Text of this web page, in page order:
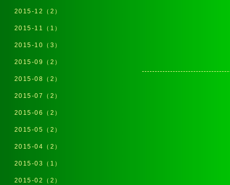
2015-12（2）
2015-11（1）
2015-10（3）
2015-09（2）
2015-08（2）
2015-07（2）
2015-06（2）
2015-05（2）
2015-04（2）
2015-03（1）
2015-02（2）